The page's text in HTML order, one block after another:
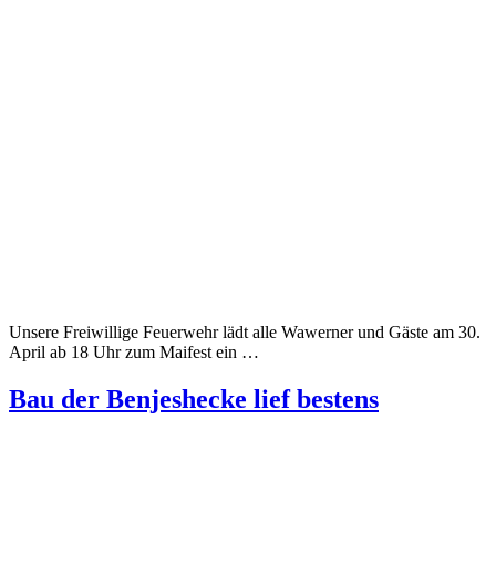
Unsere Freiwillige Feuerwehr lädt alle Wawerner und Gäste am 30.
April ab 18 Uhr zum Maifest ein …
Bau der Benjeshecke lief bestens